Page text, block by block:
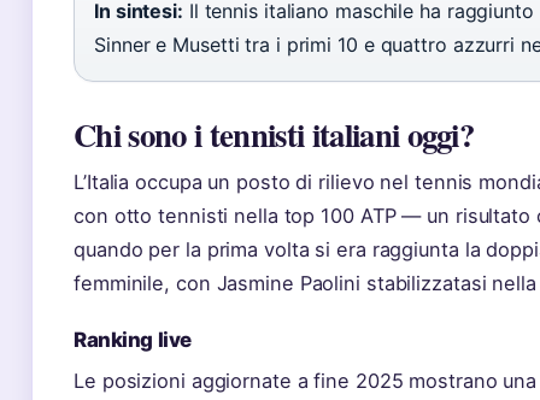
In sintesi: Il tennis italiano maschile ha
Sinner e Musetti tra i primi 10 e quattro azzurri
Chi sono i tennisti italiani oggi?
L’Italia occupa un posto di rilievo nel tennis
con otto tennisti nella top 100 ATP — un risultato
quando per la prima volta si era raggiunta la
femminile, con Jasmine Paolini stabilizzatasi nella
Ranking live
Le posizioni aggiornate a fine 2025 mostrano